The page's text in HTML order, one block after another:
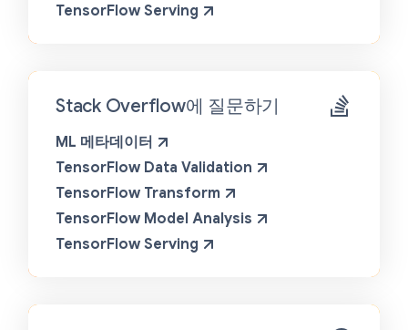
TensorFlow Serving
Stack Overflow에 질문하기
ML 메타데이터
TensorFlow Data Validation
TensorFlow Transform
TensorFlow Model Analysis
TensorFlow Serving